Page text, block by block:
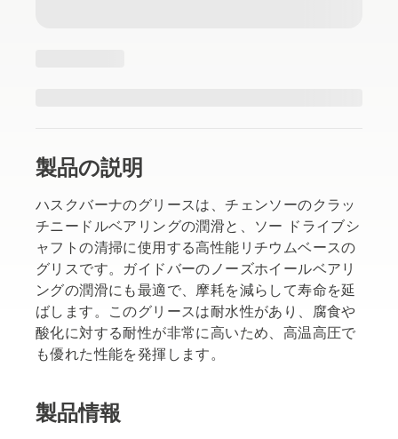
製品の説明
ハスクバーナのグリースは、チェンソーのクラッ
チニードルベアリングの潤滑と、ソー ドライブシ
ャフトの清掃に使用する高性能リチウムベースの
グリスです。ガイドバーのノーズホイールベアリ
ングの潤滑にも最適で、摩耗を減らして寿命を延
ばします。このグリースは耐水性があり、腐食や
酸化に対する耐性が非常に高いため、高温高圧で
も優れた性能を発揮します。
製品情報